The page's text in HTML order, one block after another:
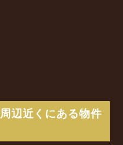
辺近くにある物件